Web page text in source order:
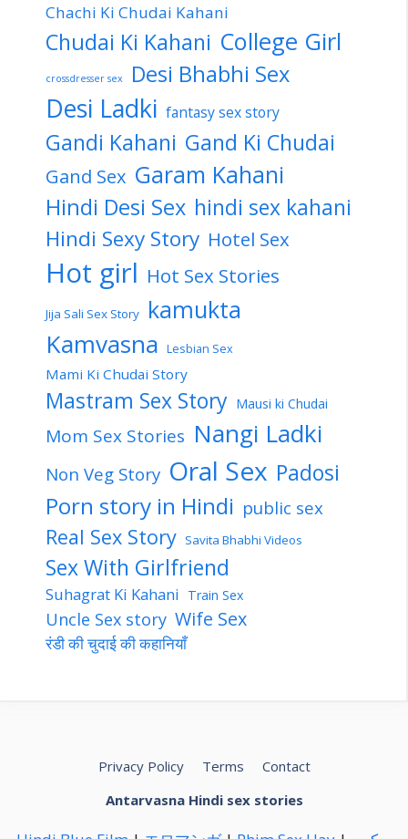
Chachi Ki Chudai Kahani
Chudai Ki Kahani College Girl
crossdresser sex Desi Bhabhi Sex
Desi Ladki fantasy sex story
Gandi Kahani Gand Ki Chudai
Gand Sex Garam Kahani
Hindi Desi Sex hindi sex kahani
Hindi Sexy Story Hotel Sex
Hot girl Hot Sex Stories
Jija Sali Sex Story kamukta
Kamvasna Lesbian Sex
Mami Ki Chudai Story
Mastram Sex Story Mausi ki Chudai
Mom Sex Stories Nangi Ladki
Non Veg Story Oral Sex Padosi
Porn story in Hindi public sex
Real Sex Story Savita Bhabhi Videos
Sex With Girlfriend
Suhagrat Ki Kahani Train Sex
Uncle Sex story Wife Sex
रंडी की चुदाई की कहानियाँ
Privacy Policy Terms
Contact
Antarvasna Hindi sex stories